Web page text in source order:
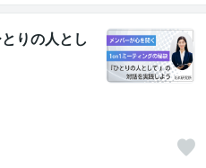
りの人とし